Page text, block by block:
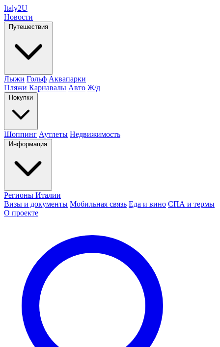
Italy2U
Новости
Путешествия
Лыжи Гольф Аквапарки
Пляжи Карнавалы Авто Ж/д
Покупки
Шоппинг Аутлеты Недвижимость
Информация
Регионы Италии
Визы и документы Мобильная связь Еда и вино СПА и термы
О проекте